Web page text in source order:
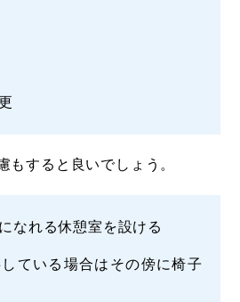
もすると良いでしょう。
なれる休憩室を設ける
ている場合はその傍に椅子